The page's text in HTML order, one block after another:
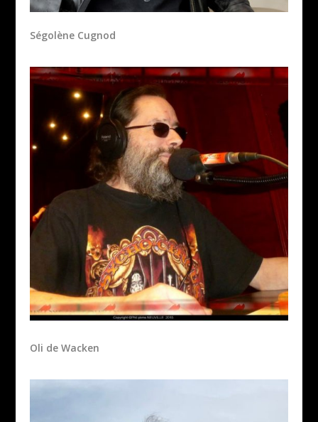
Ségolène Cugnod
Oli de Wacken